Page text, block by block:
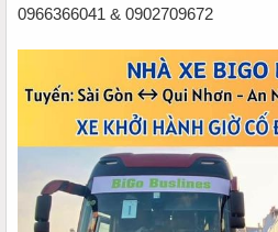
0966366041 & 0902709672